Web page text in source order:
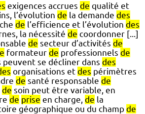
exigences accrues de qualité et
l’évolution de la demande des
de l’efficience et l’évolution des
la nécessité de coordonner [...]
de secteur d’activités de
formateur de professionnels de
peuvent se décliner dans des
organisations et des périmètres
de santé responsable de
de soin peut être variable, en
de prise en charge, de la
géographique ou du champ de